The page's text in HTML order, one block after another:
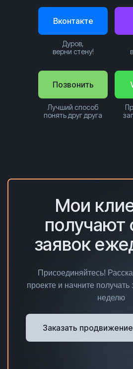
Позвонить
Лучший способ
понять друг друга
Вконтакте
Дуров,
верни стену!
Мои
получают
заявок
Присоединяйтесь!
проекте и начните
неделю
Заказать продвижение